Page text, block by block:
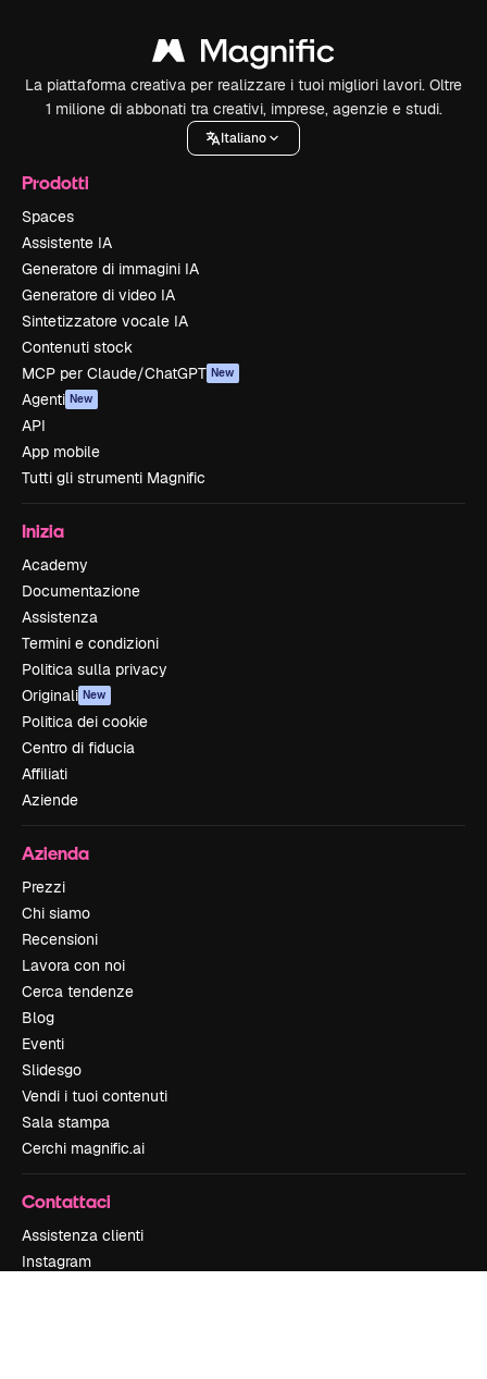
La piattaforma creativa per realizzare i tuoi migliori lavori. Oltre
1 milione di abbonati tra creativi, imprese, agenzie e studi.
Italiano
Prodotti
Spaces
Assistente IA
Generatore di immagini IA
Generatore di video IA
Sintetizzatore vocale IA
Contenuti stock
MCP per Claude/ChatGPT New
Agenti New
API
App mobile
Tutti gli strumenti Magnific
Inizia
Academy
Documentazione
Assistenza
Termini e condizioni
Politica sulla privacy
Originali New
Politica dei cookie
Centro di fiducia
Affiliati
Aziende
Azienda
Prezzi
Chi siamo
Recensioni
Lavora con noi
Cerca tendenze
Blog
Eventi
Slidesgo
Vendi i tuoi contenuti
Sala stampa
Cerchi magnific.ai
Contattaci
Assistenza clienti
Instagram